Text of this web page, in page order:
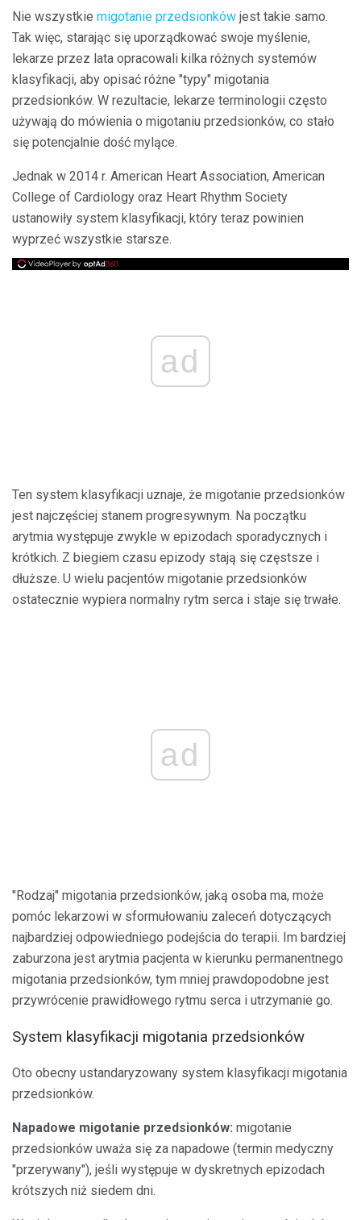
Nie wszystkie migotanie przedsionków jest takie samo.
Tak więc, starając się uporządkować swoje myślenie,
lekarze przez lata opracowali kilka różnych systemów
klasyfikacji, aby opisać różne "typy" migotania
przedsionków. W rezultacie, lekarze terminologii często
używają do mówienia o migotaniu przedsionków, co stało
się potencjalnie dość mylące.
Jednak w 2014 r. American Heart Association, American
College of Cardiology oraz Heart Rhythm Society
ustanowiły system klasyfikacji, który teraz powinien
wyprzeć wszystkie starsze.
ad
Ten system klasyfikacji uznaje, że migotanie przedsionków
jest najczęściej stanem progresywnym. Na początku
arytmia występuje zwykle w epizodach sporadycznych i
krótkich. Z biegiem czasu epizody stają się częstsze i
dłuższe. U wielu pacjentów migotanie przedsionków
ostatecznie wypiera normalny rytm serca i staje się trwałe.
ad
"Rodzaj" migotania przedsionków, jaką osoba ma, może
pomóc lekarzowi w sformułowaniu zaleceń dotyczących
najbardziej odpowiedniego podejścia do terapii. Im bardziej
zaburzona jest arytmia pacjenta w kierunku permanentnego
migotania przedsionków, tym mniej prawdopodobne jest
przywrócenie prawidłowego rytmu serca i utrzymanie go.
System klasyfikacji migotania przedsionków
Oto obecny ustandaryzowany system klasyfikacji migotania
przedsionków.
Napadowe migotanie przedsionków: migotanie
przedsionków uważa się za napadowe (termin medyczny
"przerywany"), jeśli występuje w dyskretnych epizodach
krótszych niż siedem dni.